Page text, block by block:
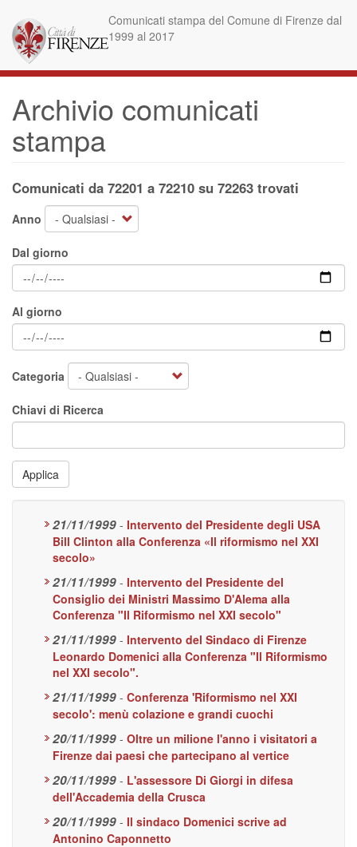
contenuto
principale
Comunicati stampa del Comune di Firenze dal
1999 al 2017
Archivio comunicati
stampa
Comunicati da 72201 a 72210 su 72263 trovati
Anno
Dal giorno
Al giorno
Categoria
Chiavi di Ricerca
Applica
21/11/1999 - Intervento del Presidente degli USA
Bill Clinton alla Conferenza «Il riformismo nel XXI
secolo»
21/11/1999 - Intervento del Presidente del
Consiglio dei Ministri Massimo D'Alema alla
Conferenza "Il Riformismo nel XXI secolo"
21/11/1999 - Intervento del Sindaco di Firenze
Leonardo Domenici alla Conferenza "Il Riformismo
nel XXI secolo".
21/11/1999 - Conferenza 'Riformismo nel XXI
secolo': menù colazione e grandi cuochi
20/11/1999 - Oltre un milione l'anno i visitatori a
Firenze dai paesi che partecipano al vertice
20/11/1999 - L'assessore Di Giorgi in difesa
dell'Accademia della Crusca
20/11/1999 - Il sindaco Domenici scrive ad
Antonino Caponnetto